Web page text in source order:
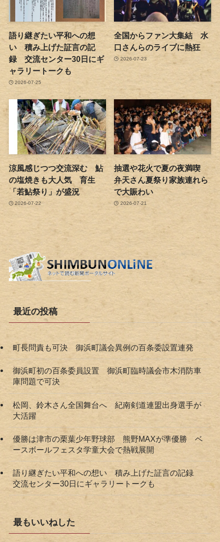
語り継ぎたい平和への想
い 積み上げた証言の記
録 交流センター30日にギ
ャラリートークも
2026-07-25
全国からファン大集結 水
口さんらのライブに熱狂
2026-07-23
涼風感じつつ交流深む 鮎
の塩焼きも大人気 育生
「若鮎祭り」が盛況
2026-07-22
抽選や花火で夏の夜満喫
弁天さん夏祭り家族連れら
で大賑わい
2026-07-21
最近の投稿
町長問責も可決 御浜町議会異例の百条委設置連発
御浜町初の百条委員設置 御浜町臨時議会市木消防車
庫問題で可決
松岡、鈴木さん全国舞台へ 紀南剣道連盟出身選手が
大活躍
優勝は津市の栗葉少年野球部 熊野MAXが準優勝 ベ
ースボールフェスタ学童大会で熱戦展開
語り継ぎたい平和への想い 積み上げた証言の記録
交流センター30日にギャラリートークも
最もいいねした